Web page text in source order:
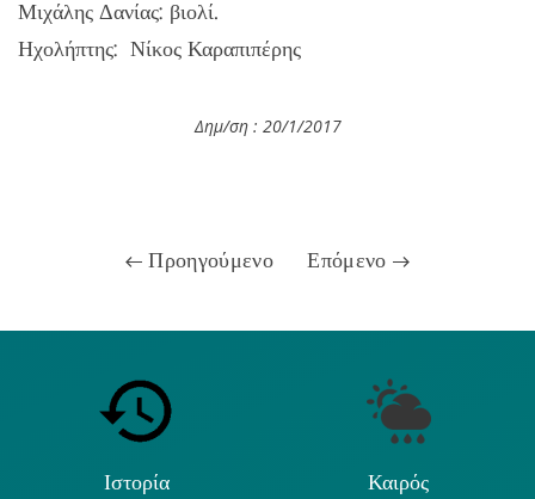
Μιχάλης Δανίας: βιολί.
Ηχολήπτης: Νίκος Καραπιπέρης
Δημ/ση : 20/1/2017
Προηγούμενο Επόμενο
Ιστορία Καιρός